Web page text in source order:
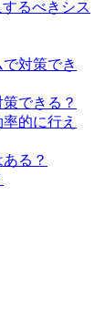
るべきシス
対策でき
できる？
的に行え
る？